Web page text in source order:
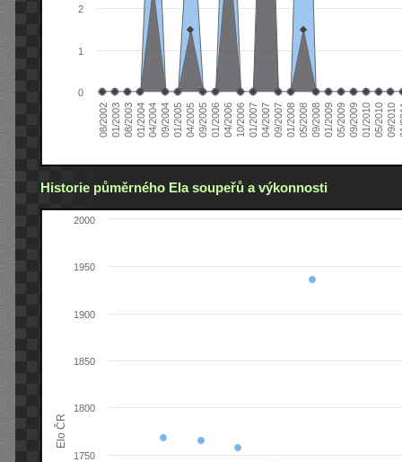
08/200201/200308/200301/200404/200409/200401/200504/200509/200501/200604/200610/200601/200704/200709/200701/200805/200809/200801/200905/200909/200901/201005/201009/2010
0
1
2
Historie půměrného Ela soupeřů a výkonnosti
Elo ČR
1750
1800
1850
1900
1950
2000